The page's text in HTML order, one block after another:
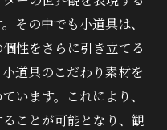
その中でも小道具は、
性をさらに引き立てる
道具のこだわり素材を
います。これにより、
ことが可能となり、観